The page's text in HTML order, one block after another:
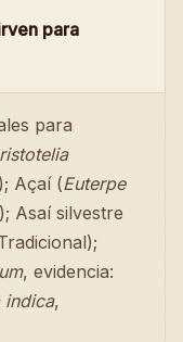
para
para
Açaí (Euterpe
Asaí silvestre
, evidencia:
indica,